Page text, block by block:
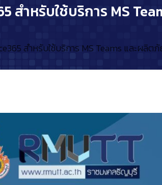
สำหรับใช้บริการ MS
สำหรับใช้บริการ MS Teams และผลิ